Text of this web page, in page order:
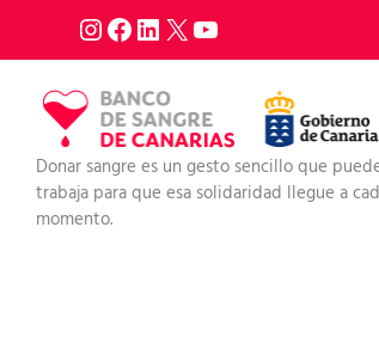
al
contenido
Donar sangre es un gesto sencillo que
trabaja para que esa solidaridad llegue a
momento.